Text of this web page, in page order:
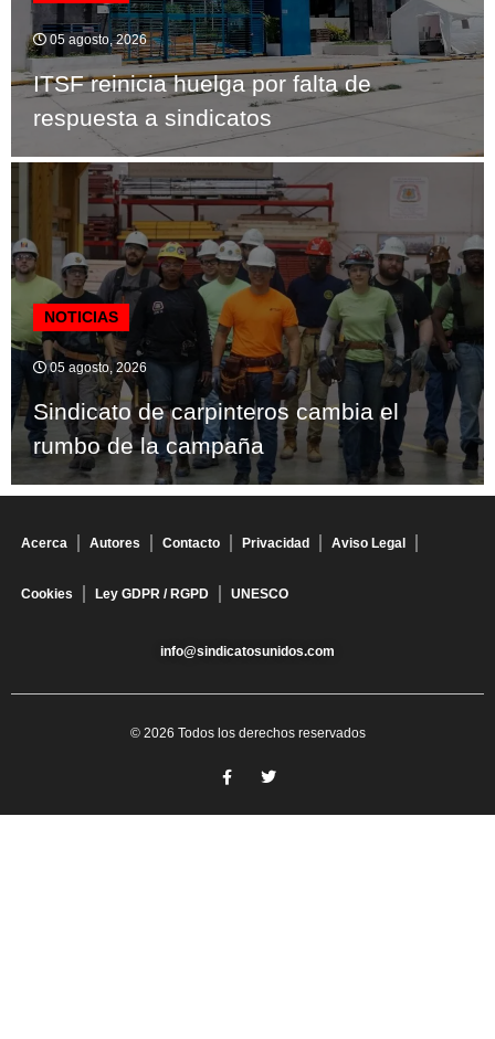
05 agosto, 2026
ITSF reinicia huelga por falta de
respuesta a sindicatos
NOTICIAS
05 agosto, 2026
Sindicato de carpinteros cambia el
rumbo de la campaña
Acerca Autores Contacto Privacidad Aviso Legal
Cookies Ley GDPR / RGPD UNESCO
info@sindicatosunidos.com
© 2026 Todos los derechos reservados